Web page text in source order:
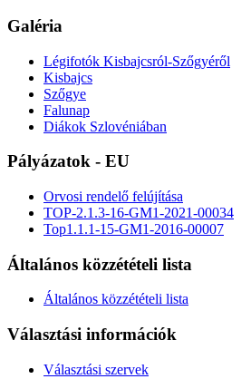
Galéria
Légifotók Kisbajcsról-Szőgyéről
Kisbajcs
Szőgye
Falunap
Diákok Szlovéniában
Pályázatok - EU
Orvosi rendelő felújítása
TOP-2.1.3-16-GM1-2021-00034
Top1.1.1-15-GM1-2016-00007
Általános közzétételi lista
Általános közzétételi lista
Választási információk
Választási szervek